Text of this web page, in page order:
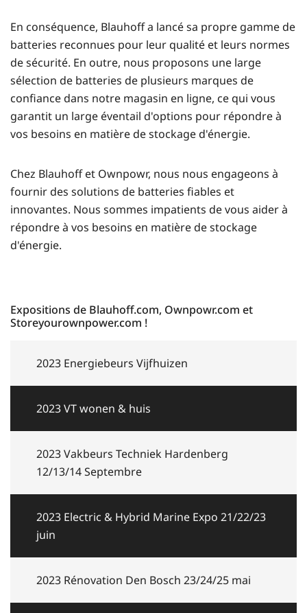
En conséquence, Blauhoff a lancé sa propre gamme de
batteries reconnues pour leur qualité et leurs normes
de sécurité. En outre, nous proposons une large
sélection de batteries de plusieurs marques de
confiance dans notre magasin en ligne, ce qui vous
garantit un large éventail d'options pour répondre à
vos besoins en matière de stockage d'énergie.
Chez Blauhoff et Ownpowr, nous nous engageons à
fournir des solutions de batteries fiables et
innovantes. Nous sommes impatients de vous aider à
répondre à vos besoins en matière de stockage
d'énergie.
Expositions de Blauhoff.com, Ownpowr.com et
Storeyourownpower.com !
2023 Energiebeurs Vijfhuizen
2023 VT wonen & huis
2023 Vakbeurs Techniek Hardenberg
12/13/14 Septembre
2023 Electric & Hybrid Marine Expo 21/22/23
juin
2023 Rénovation Den Bosch 23/24/25 mai